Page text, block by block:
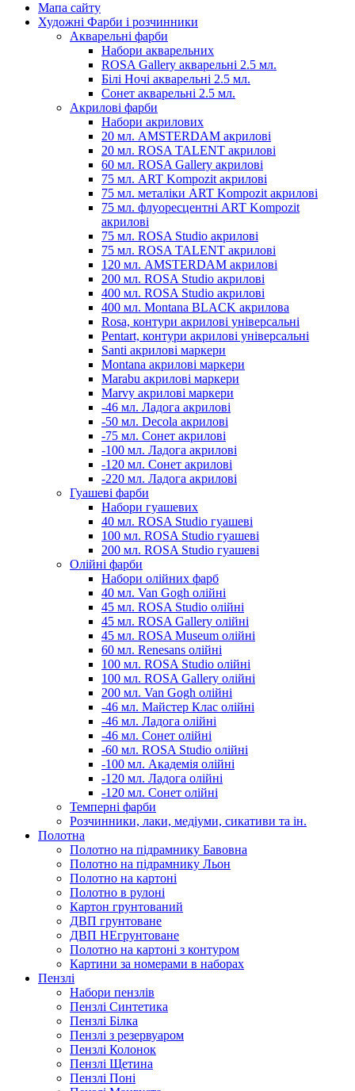
Мапа сайту
Художні Фарби і розчинники
Акварельні фарби
Набори акварельних
ROSA Gallery акварельні 2.5 мл.
Білі Ночі акварельні 2.5 мл.
Сонет акварельні 2.5 мл.
Акрилові фарби
Набори акрилових
20 мл. AMSTERDAM акрилові
20 мл. ROSA TALENT акрилові
60 мл. ROSA Gallery акрилові
75 мл. ART Kompozit акрилові
75 мл. металіки ART Kompozit акрилові
75 мл. флуоресцентні ART Kompozit
акрилові
75 мл. ROSA Studio акрилові
75 мл. ROSA TALENT акрилові
120 мл. AMSTERDAM акрилові
200 мл. ROSA Studio акрилові
400 мл. ROSA Studio акрилові
400 мл. Montana BLACK акрилова
Rosa, контури акрилові універсальні
Pentart, контури акрилові універсальні
Santi акрилові маркери
Montana акрилові маркери
Marabu акрилові маркери
Marvy акрилові маркери
-46 мл. Ладога акрилові
-50 мл. Decola акрилові
-75 мл. Сонет акрилові
-100 мл. Ладога акрилові
-120 мл. Сонет акрилові
-220 мл. Ладога акрилові
Гуашеві фарби
Набори гуашевих
40 мл. ROSA Studio гуашеві
100 мл. ROSA Studio гуашеві
200 мл. ROSA Studio гуашеві
Олійні фарби
Набори олійних фарб
40 мл. Van Gogh олійні
45 мл. ROSA Studio олійні
45 мл. ROSA Gallery олійні
45 мл. ROSA Museum олійні
60 мл. Renesans олійні
100 мл. ROSA Studio олійні
100 мл. ROSA Gallery олійні
200 мл. Van Gogh олійні
-46 мл. Майстер Клас олійні
-46 мл. Ладога олійні
-46 мл. Сонет олійні
-60 мл. ROSA Studio олійні
-100 мл. Академія олійні
-120 мл. Ладога олійні
-120 мл. Сонет олійні
Темперні фарби
Розчинники, лаки, медіуми, сикативи та ін.
Полотна
Полотно на підрамнику Бавовна
Полотно на підрамнику Льон
Полотно на картоні
Полотно в рулоні
Картон грунтований
ДВП грунтоване
ДВП НЕгрунтоване
Полотно на картоні з контуром
Картини за номерами в наборах
Пензлі
Набори пензлів
Пензлі Синтетика
Пензлі Білка
Пензлі з резервуаром
Пензлі Колонок
Пензлі Щетина
Пензлі Поні